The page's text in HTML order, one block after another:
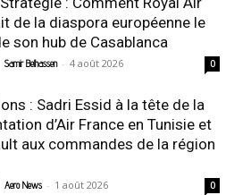
de la diaspora européenne le
son hub de Casablanca
Samir Belhassen - 4 août 2026 0
: Sadri Essid à la tête de la
d’Air France en Tunisie et
aux commandes de la région
Aero News - 1 août 2026 0